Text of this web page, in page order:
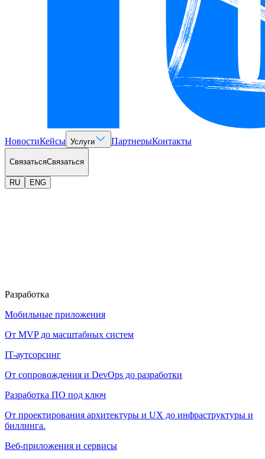
НовостиКейсы Услуги ПартнерыКонтакты
СвязатьсяСвязаться
RU ENG
Разработка
Мобильные приложения
От MVP до масштабных систем
IT-аутсорсинг
От сопровождения и DevOps до разработки
Разработка ПО под ключ
От проектирования архитектуры и UX до инфраструктуры и
биллинга.
Веб-приложения и сервисы